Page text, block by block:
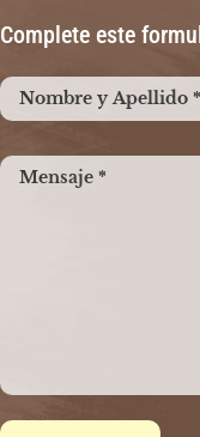
Complete este